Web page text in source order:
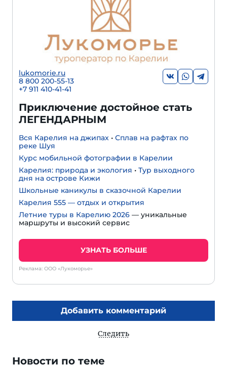
lukomorie.ru
8 800 200-55-13
+7 911 410-41-41
Приключение достойное стать
ЛЕГЕНДАРНЫМ
Вся Карелия на джипах • Сплав на рафтах по
реке Шуя
Курс мобильной фотографии в Карелии
Карелия: природа и экология • Тур выходного
дня на острове Кижи
Школьные каникулы в сказочной Карелии
Карелия 555 — отдых и открытия
Летние туры в Карелию 2026 — уникальные
маршруты и высокий сервис
УЗНАТЬ БОЛЬШЕ
Реклама: ООО «Лукоморье»
Добавить комментарий
Следить
Новости по теме